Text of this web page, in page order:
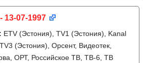
13-07-1997
: ETV (Эстония), TV1 (Эстония), Kanal
(Эстония), Орсент, Видеотек,
ОРТ, Российское ТВ, ТВ-6, ТВ